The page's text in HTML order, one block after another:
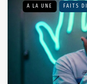
A LA UNE FAITS